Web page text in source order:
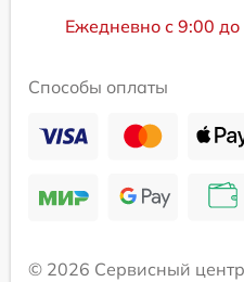
Ежедневно с 9:00
Способы оплаты
© 2026 Сервисный